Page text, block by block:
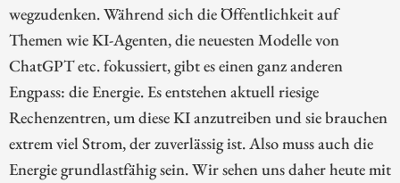
wegzudenken. Während sich die Öffentlichkeit auf
Themen wie KI-Agenten, die neuesten Modelle von
ChatGPT etc. fokussiert, gibt es einen ganz anderen
Engpass: die Energie. Es entstehen aktuell riesige
Rechenzentren, um diese KI anzutreiben und sie brauchen
extrem viel Strom, der zuverlässig ist. Also muss auch die
Energie grundlastfähig sein. Wir sehen uns daher heute mit